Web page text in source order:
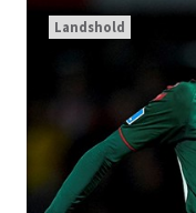
Landshold